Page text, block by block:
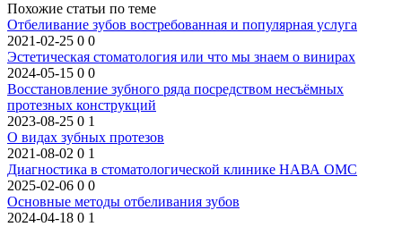
Похожие статьи по теме
Отбеливание зубов востребованная и популярная услуга
2021-02-25 0 0
Эстетическая стоматология или что мы знаем о винирах
2024-05-15 0 0
Восстановление зубного ряда посредством несъёмных
протезных конструкций
2023-08-25 0 1
О видах зубных протезов
2021-08-02 0 1
Диагностика в стоматологической клинике НАВА ОМС
2025-02-06 0 0
Основные методы отбеливания зубов
2024-04-18 0 1